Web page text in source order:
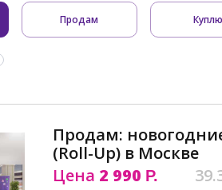
Продам
Продам:
(Roll-Up) в Москве
Цена 2 990 Р.